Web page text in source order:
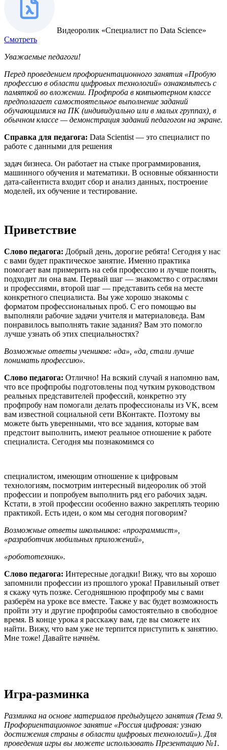
Видеоролик «Специалист по Data Science»
Смотреть
Уважаемые педагоги!
Перед проведением профориентационного занятия «Пробую
профессию в области цифровых технологий» ознакомьтесь с
памяткой во вложении. Профпроба в компьютерном классе
предполагает самостоятельное выполнение заданий
обучающимися на ПК (индивидуально или в малых группах), в
обычном классе — демонстрация заданий педагогом на экране.
Справка для педагога: Data Scientist — это специалист по
работе с данными для решения
задач бизнеса. Он работает на стыке программирования,
машинного обучения и математики. В основные обязанности
дата-сайентиста входит сбор и анализ данных, построение
моделей, их обучение и тестирование.
Приветствие
Слово педагога: Добрый день, дорогие ребята! Сегодня у нас
с вами будет практическое занятие. Именно практика
помогает вам примерить на себя профессию и лучше понять,
подходит ли она вам. Первый шаг — знакомство с отраслями
и профессиями, второй шаг — представить себя на месте
конкретного специалиста. Вы уже хорошо знакомы с
форматом профессиональных проб. С его помощью вы
выполняли рабочие задачи учителя и материаловеда. Вам
понравилось выполнять такие задания? Вам это помогло
лучше узнать об этих специальностях?
Возможные ответы учеников: «да», «да, стали лучше
понимать профессию».
Слово педагога: Отлично! На всякий случай я напомню вам,
что все профпробы подготовлены под чутким руководством
реальных представителей профессий, конкретно эту
профпробу нам помогали делать профессионалы из VK, всем
вам известной социальной сети ВКонтакте. Поэтому вы
можете быть уверенными, что все задания, которые вам
предстоит выполнить, имеют реальное отношение к работе
специалиста. Сегодня мы познакомимся со
специалистом, имеющим отношение к цифровым
технологиям, посмотрим интересный видеоролик об этой
профессии и попробуем выполнить ряд его рабочих задач.
Кстати, в этой профессии особенно важно закреплять теорию
практикой. Есть идеи, о ком мы сегодня поговорим?
Возможные ответы школьников: «программист»,
«разработчик мобильных приложений»,
«робототехник».
Слово педагога: Интересные догадки! Вижу, что вы хорошо
запомнили профессии из прошлого урока! Правильный ответ
я скажу чуть позже. Сегодняшнюю профпробу мы с вами
разберём на уроке все вместе. Также у вас будет возможность
пройти эту и другие профпробы самостоятельно в свободное
время. В конце урока я расскажу вам, где вы сможете их
найти. Вижу, что вам уже не терпится приступить к занятию.
Мне тоже! Давайте начнём.
Игра-разминка
Разминка на основе материалов предыдущего занятия (Тема 9.
Профориентационное занятие «Россия цифровая: узнаю
достижения страны в области цифровых технологий»). Для
проведения игры вы можете использовать Презентацию №1.